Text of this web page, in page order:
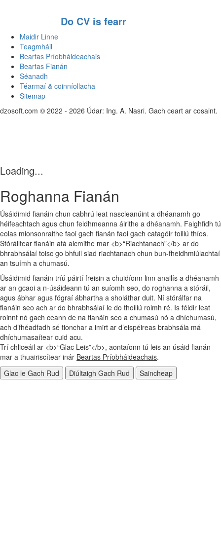
Do CV is fearr
Maidir Linne
Teagmháil
Beartas Príobháideachais
Beartas Fianán
Séanadh
Téarmaí & coinníollacha
Sitemap
dzosoft.com © 2022 - 2026 Údar: Ing. A. Nasri. Gach ceart ar cosaint.
Loading...
Roghanna Fianán
Úsáidimid fianáin chun cabhrú leat nascleanúint a dhéanamh go
héifeachtach agus chun feidhmeanna áirithe a dhéanamh. Faighfidh tú
eolas mionsonraithe faoi gach fianán faoi gach catagóir toiliú thíos.
Stóráiltear fianáin atá aicmithe mar <b>“Riachtanach”</b> ar do
bhrabhsálaí toisc go bhfuil siad riachtanach chun bun‑fheidhmiúlachtaí
an tsuímh a chumasú.
Úsáidimid fianáin tríú páirtí freisin a chuidíonn linn anailís a dhéanamh
ar an gcaoi a n‑úsáideann tú an suíomh seo, do roghanna a stóráil,
agus ábhar agus fógraí ábhartha a sholáthar duit. Ní stórálfar na
fianáin seo ach ar do bhrabhsálaí le do thoiliú roimh ré. Is féidir leat
roinnt nó gach ceann de na fianáin seo a chumasú nó a dhíchumasú,
ach d’fhéadfadh sé tionchar a imirt ar d’eispéireas brabhsála má
dhíchumasaítear cuid acu.
Trí chliceáil ar <b>“Glac Leis”</b>, aontaíonn tú leis an úsáid fianán
mar a thuairiscítear inár Beartas Príobháideachais.
Glac le Gach Rud
Diúltaigh Gach Rud Saincheap